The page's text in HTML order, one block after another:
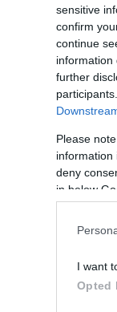
sensitive
confirm
continue
information
further
Please
information
deny
in below
I want
Opted
Ηλεκτρικά